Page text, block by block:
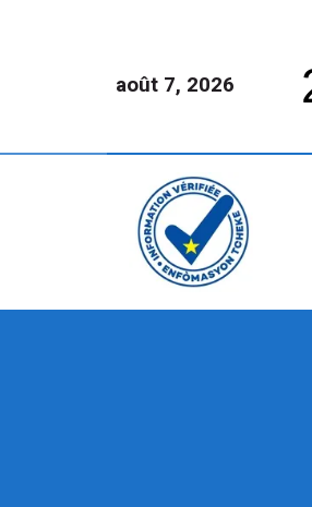
août 7, 2026